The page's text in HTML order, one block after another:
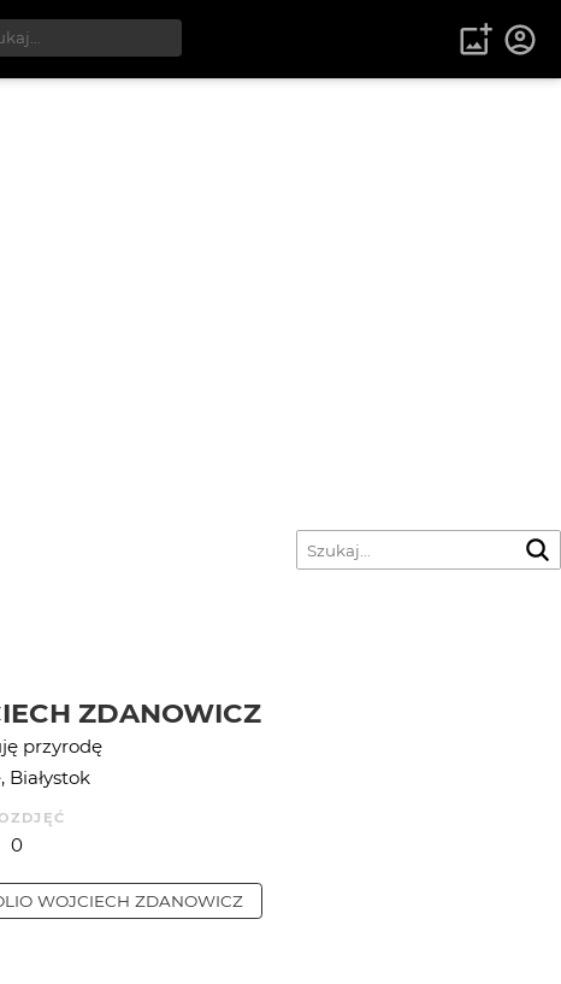
ZDANOWICZ
przyrodę
Białystok
ZDJĘĆ
0
WOJCIECH ZDANOWICZ